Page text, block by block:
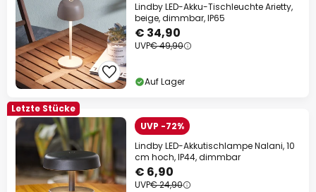
Lindby LED-Akku-Tischleuchte Arietty,
beige, dimmbar, IP65
€ 34,90
UVP€ 49,90
Auf Lager
Letzte Stücke
UVP -72%
Lindby LED-Akkutischlampe Nalani, 10
cm hoch, IP44, dimmbar
€ 6,90
UVP€ 24,90